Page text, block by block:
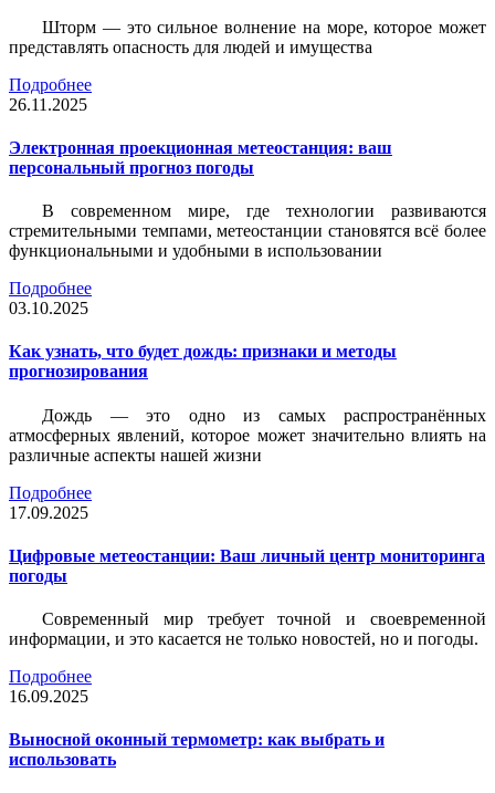
Шторм — это сильное волнение на море, которое может
представлять опасность для людей и имущества
Подробнее
26.11.2025
Электронная проекционная метеостанция: ваш
персональный прогноз погоды
В современном мире, где технологии развиваются
стремительными темпами, метеостанции становятся всё более
функциональными и удобными в использовании
Подробнее
03.10.2025
Как узнать, что будет дождь: признаки и методы
прогнозирования
Дождь — это одно из самых распространённых
атмосферных явлений, которое может значительно влиять на
различные аспекты нашей жизни
Подробнее
17.09.2025
Цифровые метеостанции: Ваш личный центр мониторинга
погоды
Современный мир требует точной и своевременной
информации, и это касается не только новостей, но и погоды.
Подробнее
16.09.2025
Выносной оконный термометр: как выбрать и
использовать